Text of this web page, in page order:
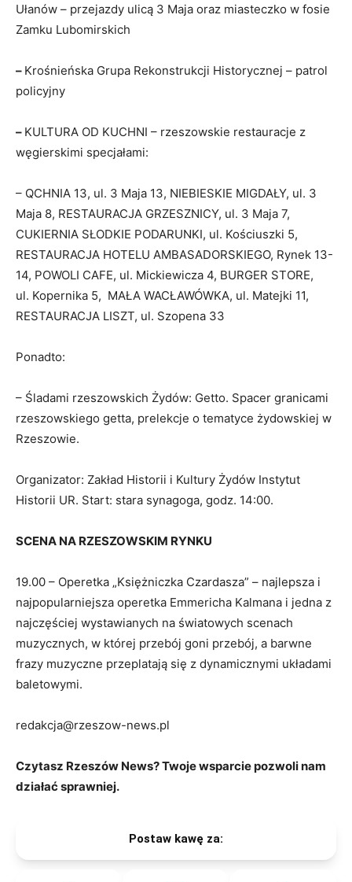
Ułanów – przejazdy ulicą 3 Maja oraz miasteczko w fosie
Zamku Lubomirskich
– Krośnieńska Grupa Rekonstrukcji Historycznej – patrol
policyjny
– KULTURA OD KUCHNI – rzeszowskie restauracje z
węgierskimi specjałami:
– QCHNIA 13, ul. 3 Maja 13, NIEBIESKIE MIGDAŁY, ul. 3
Maja 8, RESTAURACJA GRZESZNICY, ul. 3 Maja 7,
CUKIERNIA SŁODKIE PODARUNKI, ul. Kościuszki 5,
RESTAURACJA HOTELU AMBASADORSKIEGO, Rynek 13-
14, POWOLI CAFE, ul. Mickiewicza 4, BURGER STORE,
ul. Kopernika 5, MAŁA WACŁAWÓWKA, ul. Matejki 11,
RESTAURACJA LISZT, ul. Szopena 33
Ponadto:
– Śladami rzeszowskich Żydów: Getto. Spacer granicami
rzeszowskiego getta, prelekcje o tematyce żydowskiej w
Rzeszowie.
Organizator: Zakład Historii i Kultury Żydów Instytut
Historii UR. Start: stara synagoga, godz. 14:00.
SCENA NA RZESZOWSKIM RYNKU
19.00 – Operetka „Księżniczka Czardasza” – najlepsza i
najpopularniejsza operetka Emmericha Kalmana i jedna z
najczęściej wystawianych na światowych scenach
muzycznych, w której przebój goni przebój, a barwne
frazy muzyczne przeplatają się z dynamicznymi układami
baletowymi.
redakcja@rzeszow-news.pl
Czytasz Rzeszów News? Twoje wsparcie pozwoli nam
działać sprawniej.
Postaw kawę za: